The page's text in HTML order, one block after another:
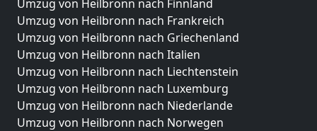
Umzug von Heilbronn nach Finnland
Umzug von Heilbronn nach Frankreich
Umzug von Heilbronn nach Griechenland
Umzug von Heilbronn nach Italien
Umzug von Heilbronn nach Liechtenstein
Umzug von Heilbronn nach Luxemburg
Umzug von Heilbronn nach Niederlande
Umzug von Heilbronn nach Norwegen